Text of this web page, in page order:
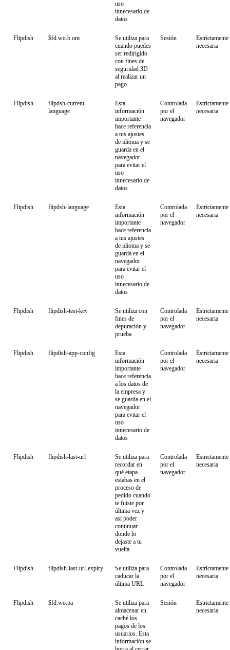
uso
innecesario de
datos
Flipdish $fd.wo.b.om
Se utiliza para
cuando puedes
ser redirigido
con fines de
seguridad 3D
al realizar un
pago
Sesión
Estrictamente
necesaria
Flipdish
flipdsh-current-
language
Esta
información
importante
hace referencia
a tus ajustes
de idioma y se
guarda en el
navegador
para evitar el
uso
innecesario de
datos
Controlada
por el
navegador
Estrictamente
necesaria
Flipdish flipdsh-language
Esta
información
importante
hace referencia
a tus ajustes
de idioma y se
guarda en el
navegador
para evitar el
uso
innecesario de
datos
Controlada
por el
navegador
Estrictamente
necesaria
Flipdish flipdish-test-key
Se utiliza con
fines de
depuración y
prueba
Controlada
por el
navegador
Estrictamente
necesaria
Flipdish flipdish-app-config
Esta
información
importante
hace referencia
a los datos de
la empresa y
se guarda en el
navegador
para evitar el
uso
innecesario de
datos
Controlada
por el
navegador
Estrictamente
necesaria
Flipdish flipdish-last-url
Se utiliza para
recordar en
qué etapa
estabas en el
proceso de
pedido cuando
te fuiste por
última vez y
así poder
continuar
donde lo
dejaste a tu
vuelta
Controlada
por el
navegador
Estrictamente
necesaria
Flipdish flipdish-last-url-expiry
Se utiliza para
caducar la
última URL
Controlada
por el
navegador
Estrictamente
necesaria
Flipdish $fd.wo.pa
Se utiliza para
almacenar en
caché los
pagos de los
usuarios. Esta
información se
Sesión
Estrictamente
necesaria